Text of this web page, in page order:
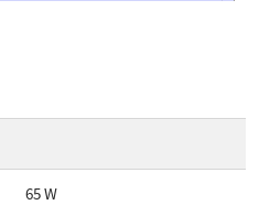
65 W